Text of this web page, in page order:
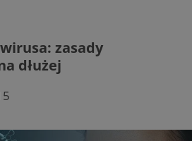
zasady
dłużej